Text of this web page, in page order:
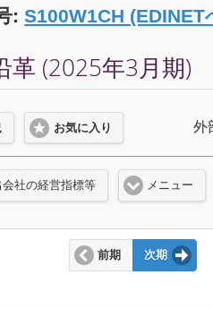
:S100W1CH
革 (2025年3月期)
お気に入り 外
会社の経営指標等 メニュー
前期 次期